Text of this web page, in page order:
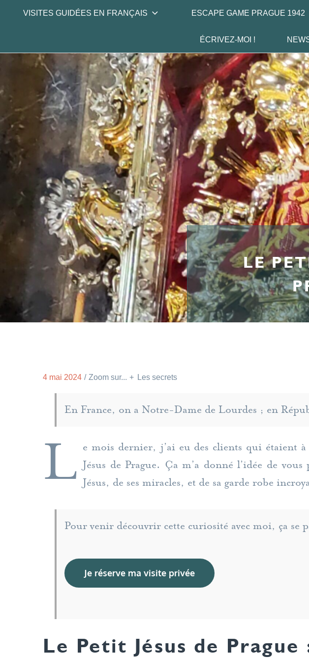
VISITES GUIDÉES EN FRANÇAIS ESCAPE GAME PRAGUE 1942
ÉCRIVEZ-MOI !
LE
4 mai 2024 Zoom sur... Les secrets
En France, on a Notre-Dame de Lourdes ; en
L e mois dernier, j’ai eu des clients qui étaient
Jésus de Prague. Ça m’a donné l’idée de
Jésus, de ses miracles, et de sa garde robe
Pour venir découvrir cette curiosité avec moi, ça se
Je réserve ma visite privée
Le Petit Jésus de